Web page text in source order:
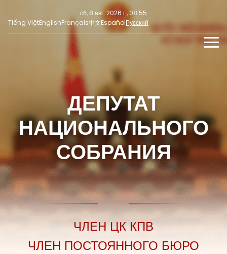
сб, 8 авг. 2026 г., 08:55
Tiếng ViệtEnglishFrançais中文EspañolРусский
Последние новости
Фокус внимания
Мнение
МУЛЬТИМЕДИА
СОЦИАЛЬНЫЕ НОВОСТИ
ПРЕСС-РЕЛИЗДЕПУТАТ
НАЦИОНАЛЬНОГО
СОБРАНИЯ
ЧЛЕН ЦК КПВ
ЧЛЕН ПОСТОЯННОГО БЮРО